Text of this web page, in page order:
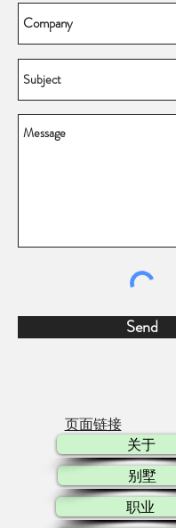
Send
页面链接
关于
别墅
职业